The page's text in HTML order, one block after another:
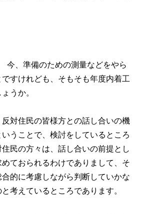
今、準備のための測量などをやら
すけれども、そもそも年度内着工
うか。
対住民の皆様方との話し合いの機
うことで、検討をしているところ
民の方々は、話し合いの前提とし
ておられるわけでありまして、そ
的に考慮しながら判断していかな
考えているところであります。